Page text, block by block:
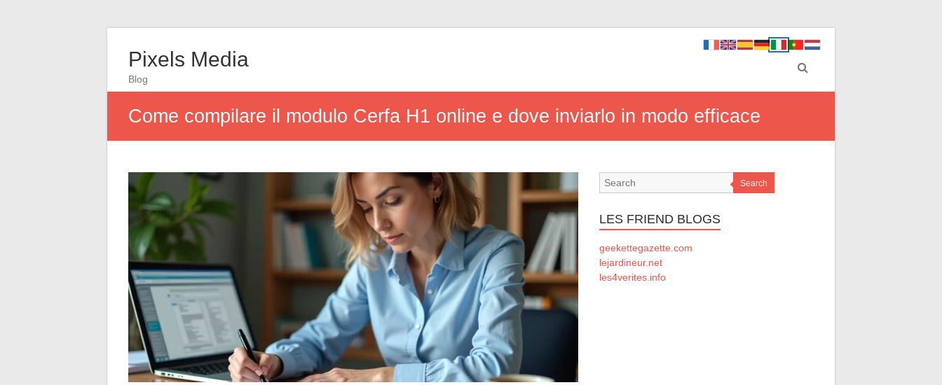
Pixels Media
Blog
Come compilare il modulo Cerfa H1 online e dove inviarlo in modo efficace
Search
LES FRIEND BLOGS
geekettegazette.com
lejardineur.net
les4verites.info